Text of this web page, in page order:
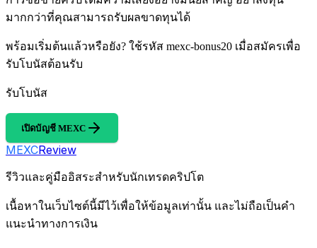
มากกว่าที่คุณสามารถรับผลขาดทุนได้
พร้อมเริ่มต้นแล้วหรือยัง? ใช้รหัส mexc-bonus20 เมื่อสมัครเพื่อ
รับโบนัสต้อนรับ
รับโบนัส
เปิดบัญชี MEXC
MEXCReview
รีวิวและคู่มืออิสระสำหรับนักเทรดคริปโต
เนื้อหาในเว็บไซต์นี้มีไว้เพื่อให้ข้อมูลเท่านั้น และไม่ถือเป็นคำ
แนะนำทางการเงิน